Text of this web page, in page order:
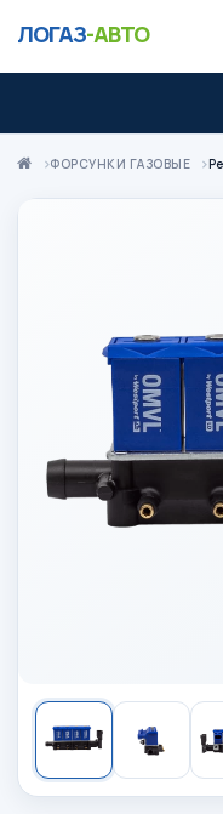
ЛОГАЗ-АВТО
ФОРСУНКИ ГАЗОВЫЕ